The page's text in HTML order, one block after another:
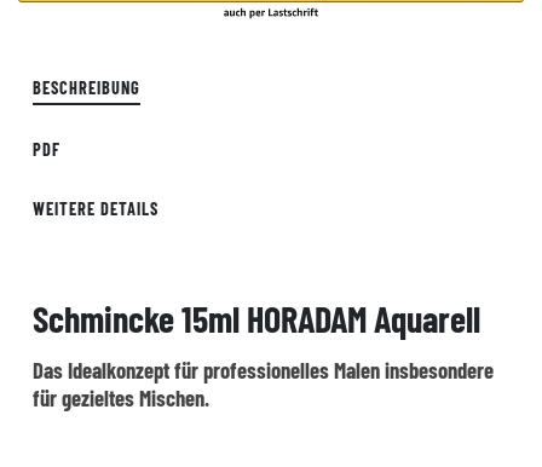
BESCHREIBUNG
PDF
WEITERE DETAILS
Schmincke 15ml HORADAM Aquarell
Das Idealkonzept für professionelles Malen insbesondere
für gezieltes Mischen.